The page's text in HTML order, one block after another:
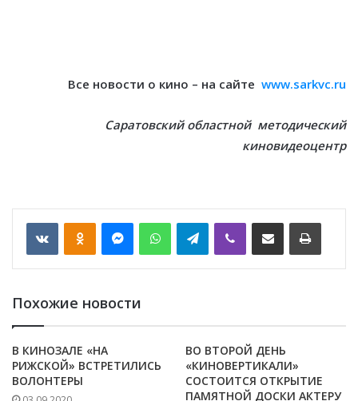
Все новости о кино – на сайте www.sarkvc.ru
Саратовский областной методический
киновидеоцентр
VKontakte WhatsApp Telegram
Похожие новости
В КИНОЗАЛЕ «НА
РИЖСКОЙ» ВСТРЕТИЛИСЬ
ВОЛОНТЕРЫ
ВО ВТОРОЙ ДЕНЬ
«КИНОВЕРТИКАЛИ»
СОСТОИТСЯ ОТКРЫТИЕ
ПАМЯТНОЙ ДОСКИ АКТЕРУ